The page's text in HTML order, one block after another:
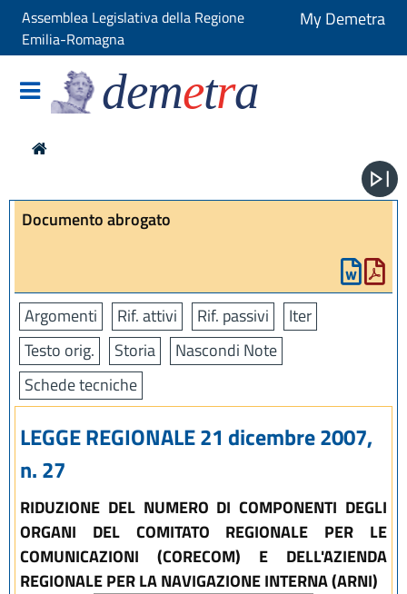
Assemblea Legislativa della Regione
Emilia-Romagna
My Demetra
demetra
Documento abrogato
Argomenti Rif. attivi Rif. passivi
Iter
Testo orig.
Storia
Nascondi Note
Schede tecniche
LEGGE REGIONALE 21 dicembre 2007,
n. 27
RIDUZIONE DEL NUMERO DI COMPONENTI DEGLI
ORGANI DEL COMITATO REGIONALE PER LE
COMUNICAZIONI (CORECOM) E DELL'AZIENDA
REGIONALE PER LA NAVIGAZIONE INTERNA (ARNI)